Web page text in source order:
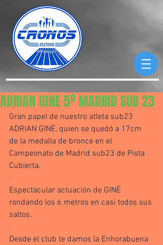
ADRIAN GINE 5º MADRID SUB 23
Gran papel de nuestro atleta sub23
ADRIAN GINÉ, quien se quedó a 17cm
de la medalla de bronce en el
Campeonato de Madrid sub23 de Pista
Cubierta.
.
Espectacular actuación de GINÉ
rondando los 6 metros en casi todos sus
saltos.
.
Desde el club te damos la Enhorabuena